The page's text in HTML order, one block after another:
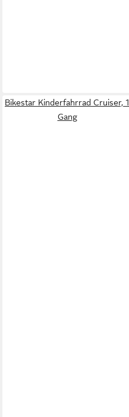
Bikestar Kinderfahrrad Cruiser, 1
Gang